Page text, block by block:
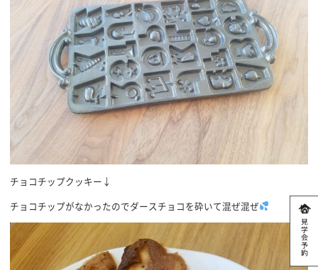
チョコチップクッキー↓
チョコチップがなかったのでダースチョコを砕いて混ぜ混ぜ